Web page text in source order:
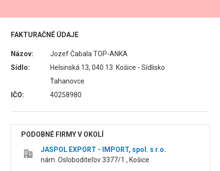
FAKTURAČNÉ ÚDAJE
Názov:
Jozef Čabala TOP-ANKA
Sídlo:
Helsinská 13, 040 13 Košice - Sídlisko
Ťahanovce
IČO:
40258980
PODOBNÉ FIRMY V OKOLÍ
JASPOL EXPORT - IMPORT, spol. s r.o.
nám. Osloboditeľov 3377/1 , Košice